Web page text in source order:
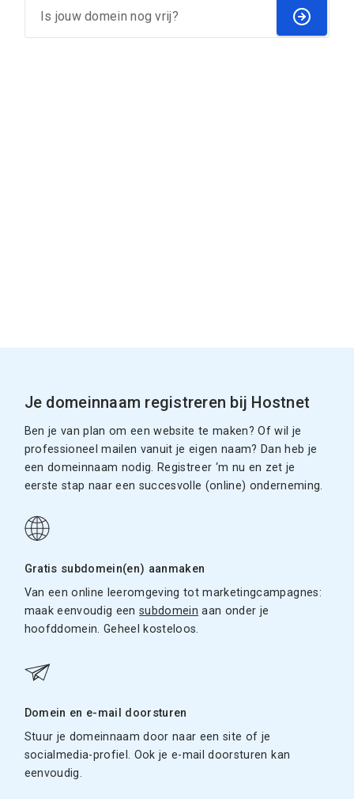
Je domeinnaam registreren bij Hostnet
Ben je van plan om een website te maken? Of wil je
professioneel mailen vanuit je eigen naam? Dan heb je
een domeinnaam nodig. Registreer ‘m nu en zet je
eerste stap naar een succesvolle (online) onderneming.
Gratis subdomein(en) aanmaken
Van een online leeromgeving tot marketingcampagnes:
maak eenvoudig eensubdomein aan onder je
hoofddomein. Geheel kosteloos.
Domein en e-mail doorsturen
Stuur je domeinnaam door naar een site of je
socialmedia-profiel. Ook je e-mail doorsturen kan
eenvoudig.